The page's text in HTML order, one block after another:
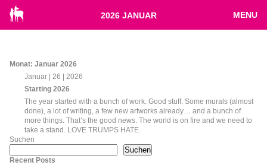
2026 JANUAR MENU
Monat: Januar 2026
Januar | 26 | 2026
Starting 2026
The year started with a bunch of work. Good stuff. Some murals (almost
done), a lot of writing, a few new artworks already… and a bunch of
more things. That’s the good news. The world is on fire and we need to
take a stand. LOVE TRUMPS HATE.
Suchen
Suchen
Recent Posts